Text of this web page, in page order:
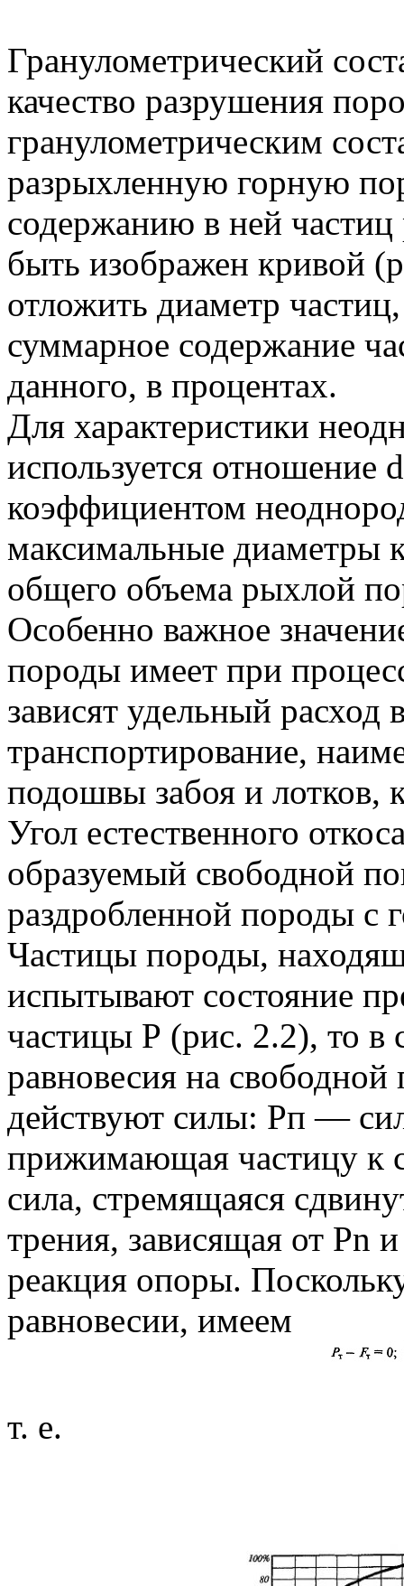
Гранулометрический
качество разрушения
гранулометрическим
разрыхленную горную
содержанию в ней
быть изображен кривой
отложить диаметр
суммарное содержание
данного, в процентах.
Для характеристики
используется отношение
коэффициентом
максимальные диаметры
общего объема рыхлой
Особенно важное
породы имеет при
зависят удельный расход
транспортирование,
подошвы забоя и лотков,
Угол естественного
образуемый свободной
раздробленной породы с
Частицы породы,
испытывают состояние
частицы Р (рис. 2.2), то в
равновесия на
действуют силы: Рп —
прижимающая частицу к
сила, стремящаяся
трения, зависящая от Рn
реакция опоры.
равновесии, имеем
т. е.